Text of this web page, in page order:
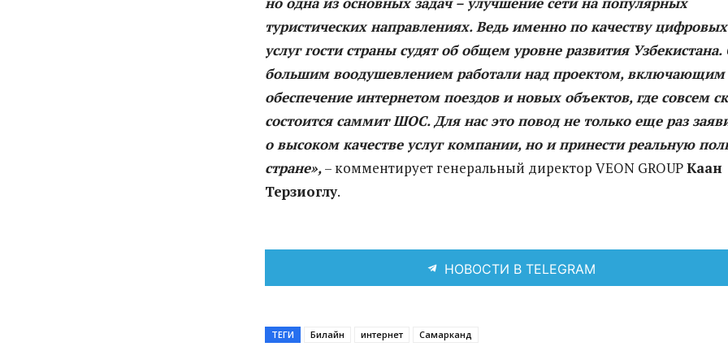
туристических направлениях. Ведь именно по качеству цифровых
услуг гости страны судят об общем уровне развития Узбекистана.
большим воодушевлением работали над проектом, включающим
обеспечение интернетом поездов и новых объектов, где совсем
состоится саммит ШОС. Для нас это повод не только еще раз
о высоком качестве услуг компании, но и принести реальную
стране»,– комментирует генеральный директор VEON GROUPКаан
Терзиоглу.
НОВОСТИ В TELEGRAM
ТЕГИ Билайн интернет Самарканд